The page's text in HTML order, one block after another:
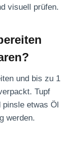
visuell prüfen.
und bis zu 1
Tupf
etwas Öl
werden.